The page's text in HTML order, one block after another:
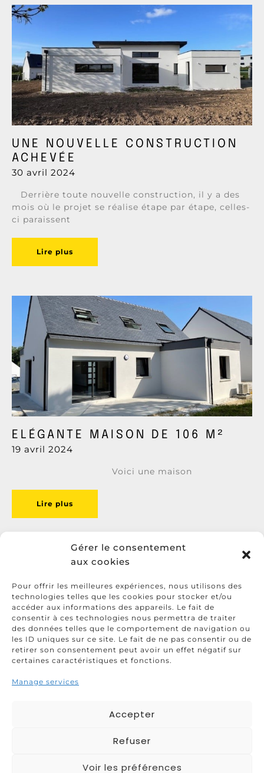
Gérer le consentement
aux cookies
Pour offrir les meilleures expériences, nous utilisons des
technologies telles que les cookies pour stocker et/ou
accéder aux informations des appareils. Le fait de
consentir à ces technologies nous permettra de traiter
des données telles que le comportement de navigation ou
les ID uniques sur ce site. Le fait de ne pas consentir ou de
retirer son consentement peut avoir un effet négatif sur
certaines caractéristiques et fonctions.
Manage services
Accepter
Refuser
Voir les préférences
UNE NOUVELLE CONSTRUCTION
ACHEVÉE
30 avril 2024
Derrière toute nouvelle construction, il y a des
mois où le projet se réalise étape par étape, celles-
ci paraissent
Lire plus
ELÉGANTE MAISON DE 106 M²
19 avril 2024
Voici une maison
Lire plus
LAGADEC
PEN AR HOAS29800SAINT THONAN
02 98 20 22 36
DÉCLARATION DE CONFIDENTIALITÉ